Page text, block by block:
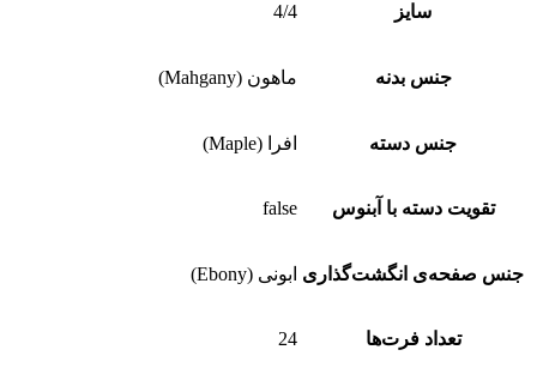
سایز 4/4
جنس بدنه ماهون (Mahgany)
جنس دسته افرا (Maple)
تقویت دسته با آبنوس false
جنس صفحه‌ی انگشت‌گذاری ابونی (Ebony)
تعداد فرت‌ها 24